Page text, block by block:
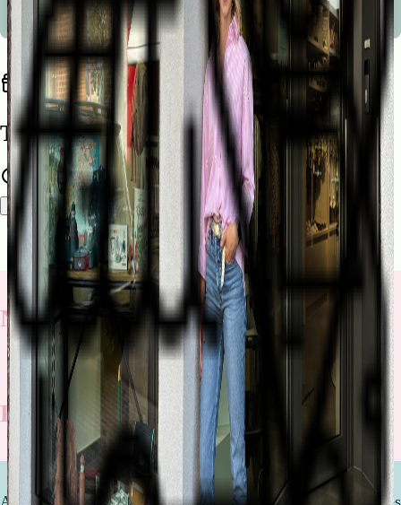
mots d’ordre de notre boutique.
Trouvez une liste de naissance
Rechercher
Nos nouveautés
Rentrée scolaire
Attendre un enfant est l'une des étapes les plus importantes